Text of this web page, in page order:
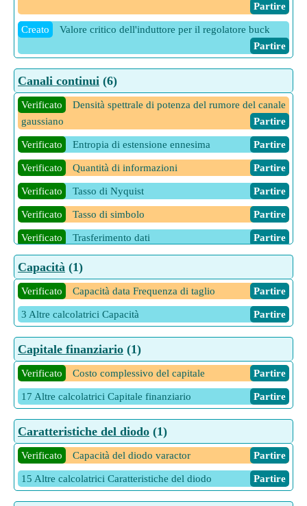
Partire
Creato
Valore critico dell'induttore per il regolatore buck
Partire
Canali continui (6)
Verificato
Densità spettrale di potenza del rumore del canale
gaussiano
Partire
Verificato Entropia di estensione ennesima Partire
Verificato Quantità di informazioni Partire
Verificato Tasso di Nyquist Partire
Verificato Tasso di simbolo Partire
Verificato Trasferimento dati Partire
4 Altre calcolatrici Canali continui
Capacità (1)
Verificato Capacità data Frequenza di taglio Partire
3 Altre calcolatrici Capacità Partire
Capitale finanziario (1)
Verificato Costo complessivo del capitale Partire
17 Altre calcolatrici Capitale finanziario Partire
Caratteristiche del diodo (1)
Verificato Capacità del diodo varactor Partire
15 Altre calcolatrici Caratteristiche del diodo Partire